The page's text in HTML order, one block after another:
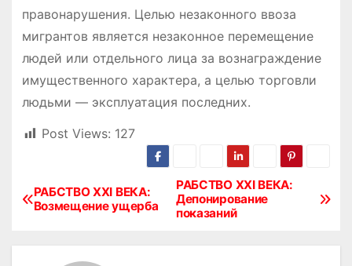
правонарушения. Целью незаконного ввоза
мигрантов является незаконное перемещение
людей или отдельного лица за вознаграждение
имущественного характера, а целью торговли
людьми — эксплуатация последних.
Post Views: 127
Н
РАБСТВО XXI ВЕКА:
Депонирование
показаний
РАБСТВО XXI ВЕКА:
Возмещение ущерба